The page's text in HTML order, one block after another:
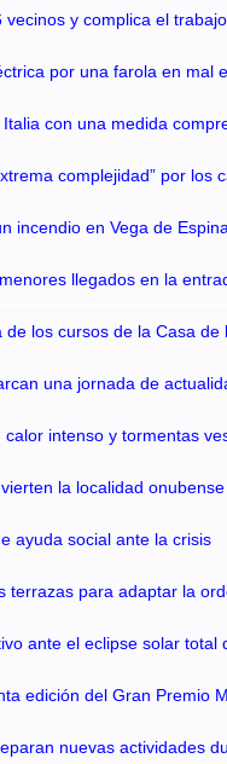
y complica el
por una farola en mal
con una medida
complejidad” por los
incendio en Vega de
llegados en la
los cursos de la Casa de
una jornada de
intenso y tormentas
la localidad
ayuda social ante la crisis
terrazas para adaptar la
ante el eclipse solar total
edición del Gran Premio
nuevas actividades